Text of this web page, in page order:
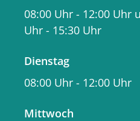
auf den jeweiligen
Städtische
08:00 Uhr - 12:00 Uhr
Uhr - 15:30 Uhr
Dienstag
08:00 Uhr - 12:00 Uhr
Mittwoch